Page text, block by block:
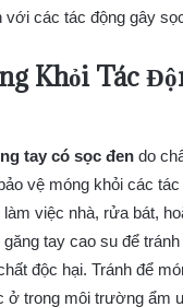
với các tác động gây
Khỏi Tác
tay có sọc đen do
vệ móng khỏi các
làm việc nhà, rửa bát,
tay cao su để
độc hại. Tránh để
ở trong môi trường ẩm